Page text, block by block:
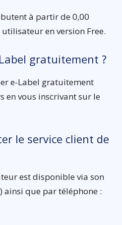
à partir de 0,00
en version Free.
gratuitement ?
e-Label gratuitement
en vous inscrivant sur le
le service client de
est disponible via son
ainsi que par téléphone :